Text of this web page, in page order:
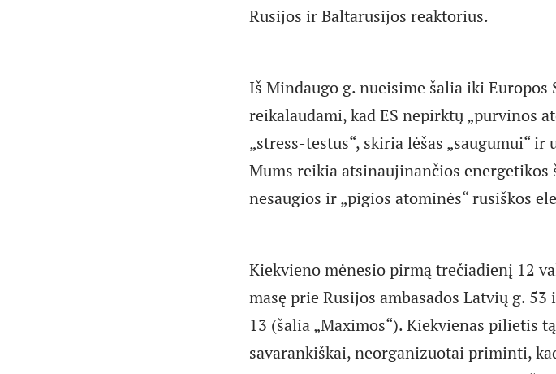
Rusijos ir Baltarusijos reaktorius.
Iš Mindaugo g. nueisime šalia iki Europos
reikalaudami, kad ES nepirktų „purvinos
„stress-testus“, skiria lėšas „saugumui“
Mums reikia atsinaujinančios
nesaugios ir „pigios atominės“ rusiškos
Kiekvieno mėnesio pirmą trečiadienį 12
masę prie Rusijos ambasados Latvių g.
13 (šalia „Maximos“). Kiekvienas pilietis
savarankiškai, neorganizuotai priminti,